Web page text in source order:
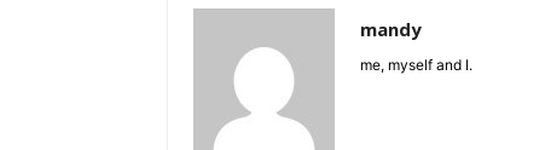
mandy
me, myself and I.